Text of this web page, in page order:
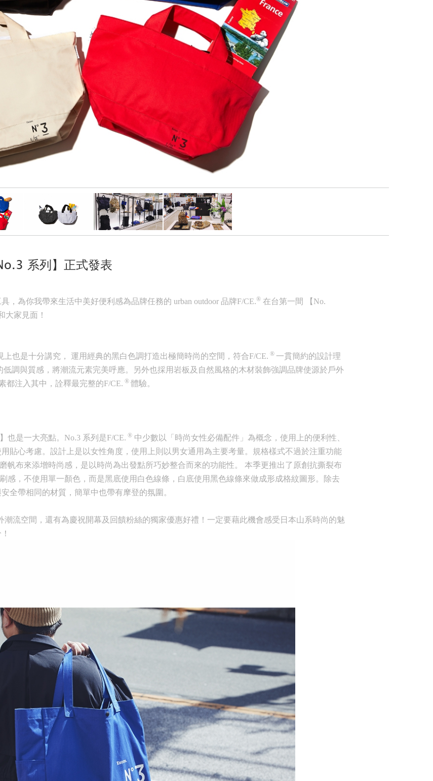
系列】正式發表
，為你我帶來生活中美好便利感為品牌任務的 urban outdoor 品牌F/CE.® 在台第一間 【No.
大家見面！
上也是十分講究， 運用經典的黑白色調打造出極簡時尚的空間，符合F/CE. ® 一貫簡約的設計理
調與質感，將潮流元素完美呼應。另外也採用岩板及自然風格的木材裝飾強調品牌使源於戶外
都注入其中，詮釋最完整的F/CE. ® 體驗。
也是一大亮點。No.3 系列是F/CE. ® 中少數以「時尚女性必備配件」為概念，使用上的便利性、
貼心考慮。設計上是以女性角度，使用上則以男女通用為主要考量。規格樣式不過於注重功能
帆布來添增時尚感，是以時尚為出發點所巧妙整合而來的功能性。 本季更推出了原創抗撕裂布
感，不使用單一顏色，而是黑底使用白色線條，白底使用黑色線條來做成形成格紋圖形。除去
全帶相同的材質，簡單中也帶有摩登的氛圍。
潮流空間，還有為慶祝開幕及回饋粉絲的獨家優惠好禮！一定要藉此機會感受日本山系時尚的魅